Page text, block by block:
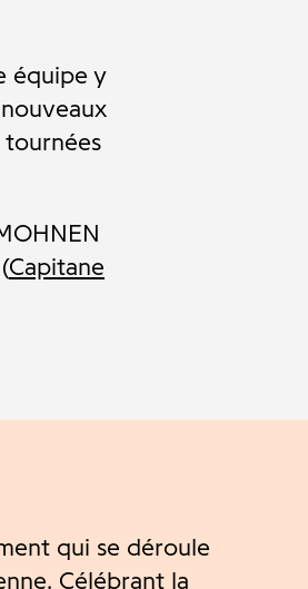
équipe y
Capitane
qui se déroule
Célébrant la